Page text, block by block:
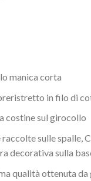
manica corta
in filo di
costine sul girocollo
sulle spalle,
decorativa sulla
qualità ottenuta da